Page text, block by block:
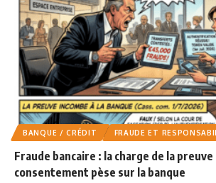
BANQUE / CRÉDIT FRAUDE ET
Fraude bancaire : la charge de la preuve
consentement pèse sur la banque